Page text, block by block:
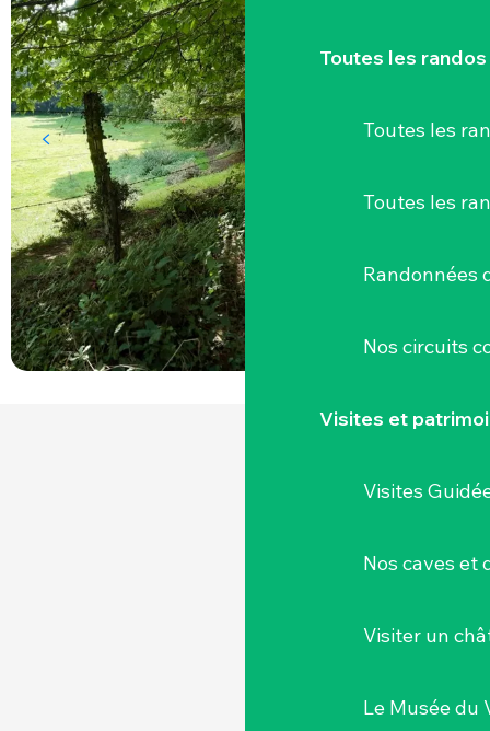
Toutes les randos
Toutes les
Toutes les
Randonnées
Nos circuits
Visites et
Visites
Nos caves et
Visiter un
Le Musée du